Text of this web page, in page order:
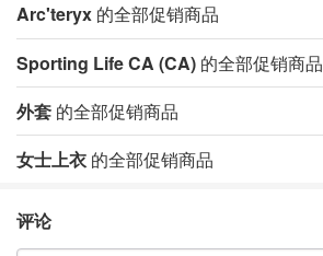
Arc'teryx 的全部促销商品
Sporting Life CA (CA) 的全部促销商品
外套 的全部促销商品
女士上衣 的全部促销商品
评论